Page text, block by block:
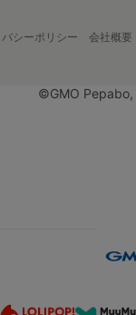
シーポリシー 会社概要
©GMO